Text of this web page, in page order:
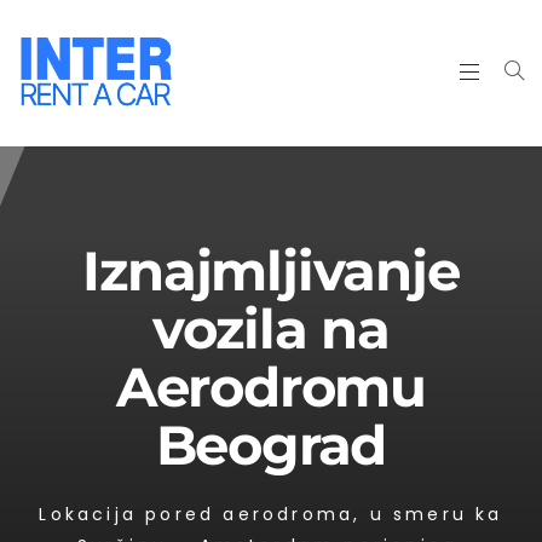
Iznajmljivanje
vozila na
Aerodromu
Beograd
Lokacija pored aerodroma, u smeru ka